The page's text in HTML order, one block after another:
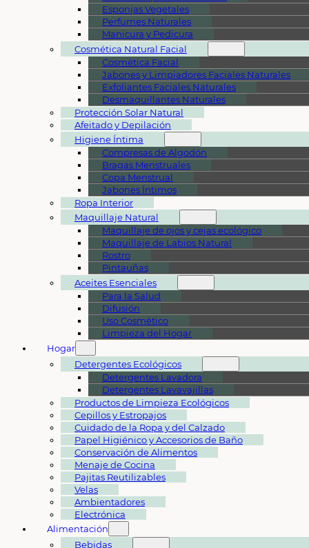
Esponjas Vegetales
Perfumes Naturales
Manicura y Pedicura
Cosmética Natural Facial
Cosmética Facial
Jabones y Limpiadores Faciales Naturales
Exfoliantes Faciales Naturales
Desmaquillantes Naturales
Protección Solar Natural
Afeitado y Depilación
Higiene Íntima
Compresas de Algodón
Bragas Menstruales
Copa Menstrual
Jabones Íntimos
Ropa Interior
Maquillaje Natural
Maquillaje de ojos y cejas ecológico
Maquillaje de Labios Natural
Rostro
Pintauñas
Aceites Esenciales
Para la Salud
Difusión
Uso Cosmético
Limpieza del Hogar
Hogar
Detergentes Ecológicos
Detergentes Lavadora
Detergentes Lavavajillas
Productos de Limpieza Ecológicos
Cepillos y Estropajos
Cuidado de la Ropa y del Calzado
Papel Higiénico y Accesorios de Baño
Conservación de Alimentos
Menaje de Cocina
Pajitas Reutilizables
Velas
Ambientadores
Electrónica
Alimentación
Bebidas